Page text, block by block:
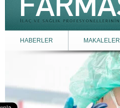
HABERLER MAKALELER